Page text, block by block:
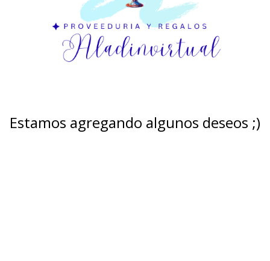
Estamos agregando algunos deseos ;)